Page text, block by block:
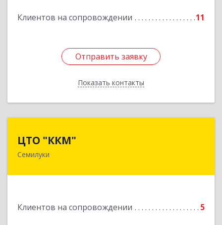
Клиентов на сопровождении 11
Отправить заявку
Показать контакты
Подробнее
Отправить заявку
Назад
ЦТО "ККМ"
Семилуки
Клиентов на сопровождении 5